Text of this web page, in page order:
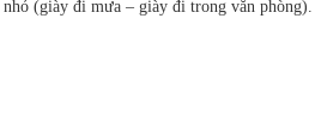
nhỏ (giày đi mưa – giày đi trong văn phòng).